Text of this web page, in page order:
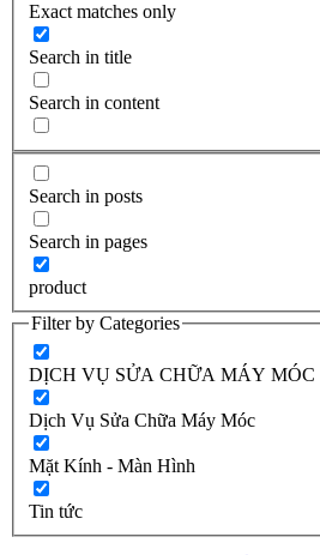
Exact matches only
Search in title
Search in content
Search in posts
Search in pages
product
Filter by Categories
DỊCH VỤ SỬA CHỮA MÁY MÓC
Dịch Vụ Sửa Chữa Máy Móc
Mặt Kính - Màn Hình
Tin tức